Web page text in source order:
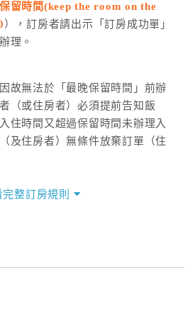
～晚上6:00
留時間(keep the room on the
），訂房者請出示「訂房成功單」
理。
故無法於「最晚保留時間」前辦
（或住房者）必須提前告知飯
住時間又超過保留時間未辦理入
及住房者）無條件放棄訂單（住
。
完整訂房規則